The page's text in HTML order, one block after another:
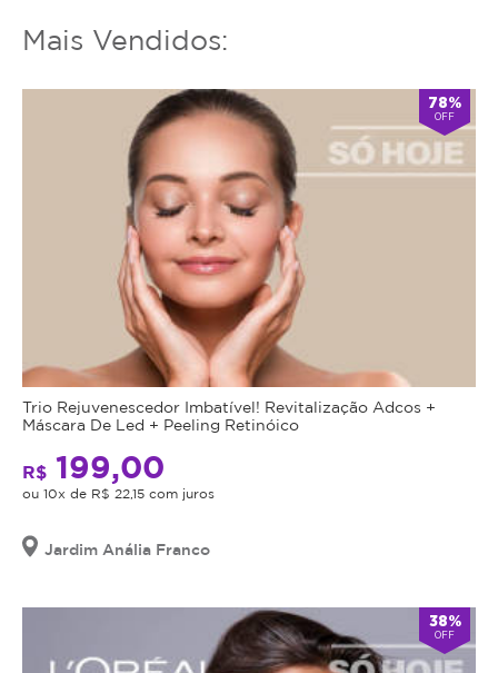
Mais Vendidos:
78%
OFF
Trio Rejuvenescedor Imbatível! Revitalização Adcos +
Máscara De Led + Peeling Retinóico
R$ 199,00
ou 10x de R$ 22,15 com juros
Jardim Anália Franco
38%
OFF